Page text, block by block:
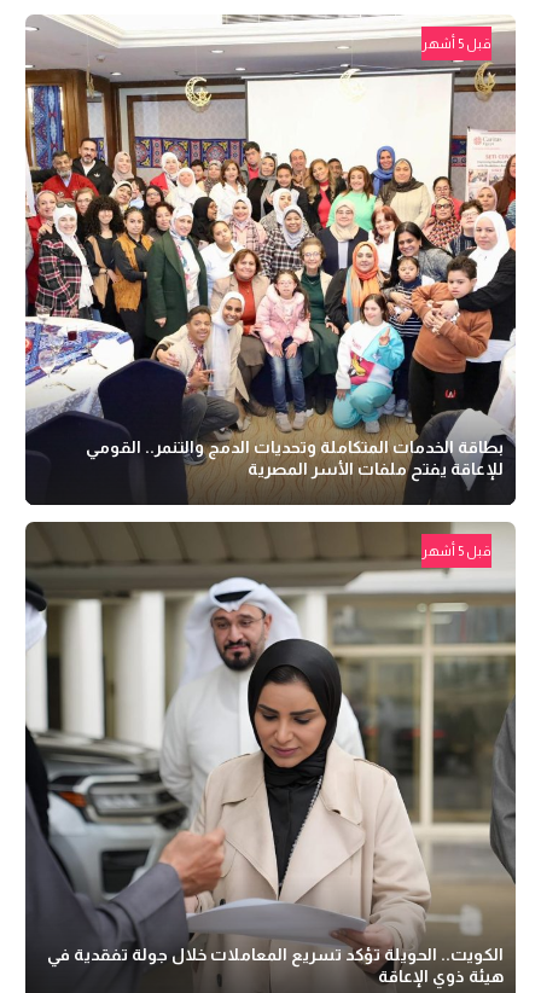
قبل 5 أشهر
بطاقة الخدمات المتكاملة وتحديات الدمج والتنمر.. القومي
للإعاقة يفتح ملفات الأسر المصرية
قبل 5 أشهر
الكويت.. الحويلة تؤكد تسريع المعاملات خلال جولة تفقدية في
هيئة ذوي الإعاقة